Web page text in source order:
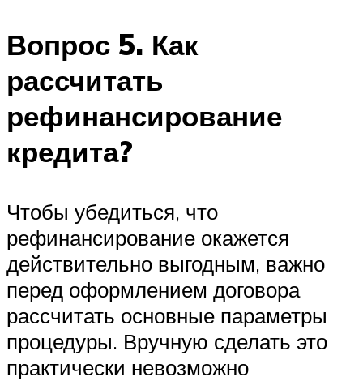
Вопрос 5. Как
рассчитать
рефинансирование
кредита?
Чтобы убедиться, что
рефинансирование окажется
действительно выгодным, важно
перед оформлением договора
рассчитать основные параметры
процедуры. Вручную сделать это
практически невозможно